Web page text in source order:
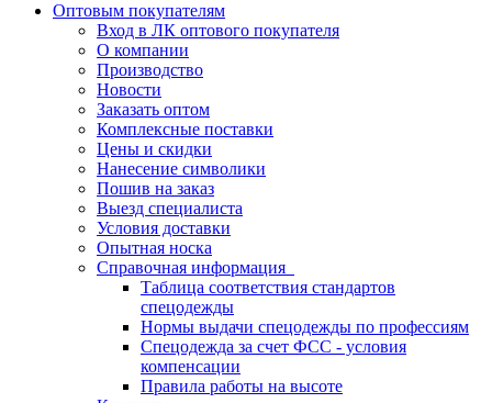
Оптовым покупателям
Вход в ЛК оптового покупателя
О компании
Производство
Новости
Заказать оптом
Комплексные поставки
Цены и скидки
Нанесение символики
Пошив на заказ
Выезд специалиста
Условия доставки
Опытная носка
Справочная информация
Таблица соответствия стандартов
спецодежды
Нормы выдачи спецодежды по профессиям
Спецодежда за счет ФСС - условия
компенсации
Правила работы на высоте